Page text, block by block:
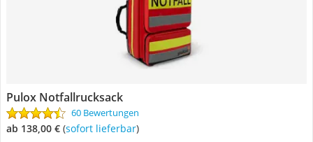
Pulox Notfallrucksack
60 Bewertungen
ab 138,00 € ( Sofort lieferbar)